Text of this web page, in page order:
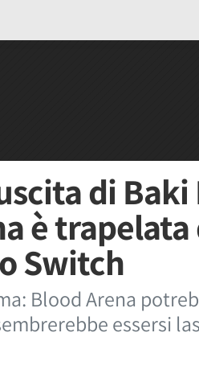
di
è
Switch
Blood Arena
essersi